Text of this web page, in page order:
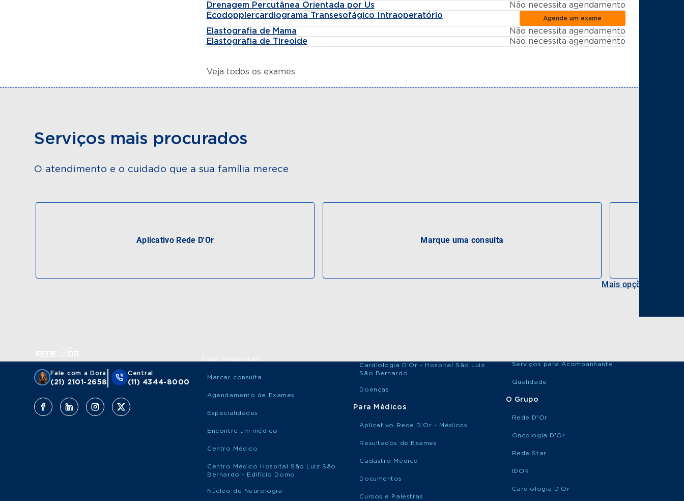
Drenagem Percutânea Orientada por Us
Não necessita agendamento
Ecodopplercardiograma Transesofágico Intraoperatório
Agende um exame
Elastografia de Mama
Não necessita agendamento
Elastografia de Tireoide
Não necessita agendamento
Veja todos os exames
Serviços mais procurados
O atendimento e o cuidado que a sua família merece
Aplicativo Rede D'Or Marque uma consulta
Mais opções
Fale com a Dora
(21) 2101-2658
Central
(11) 4344-8000
Marcar consulta
Agendamento de Exames
Especialidades
Encontre um médico
Centro Médico
Centro Médico Hospital São Luiz São
Bernardo - Edifício Domo
Núcleo de Neurologia
Cardiologia D'Or - Hospital São Luiz
São Bernardo
Doenças
Para Médicos
Aplicativo Rede D’Or - Médicos
Resultados de Exames
Cadastro Médico
Documentos
Cursos e Palestras
Serviços para Acompanhante
Qualidade
O Grupo
Rede D'Or
Oncologia D'Or
Rede Star
IDOR
Cardiologia D'Or